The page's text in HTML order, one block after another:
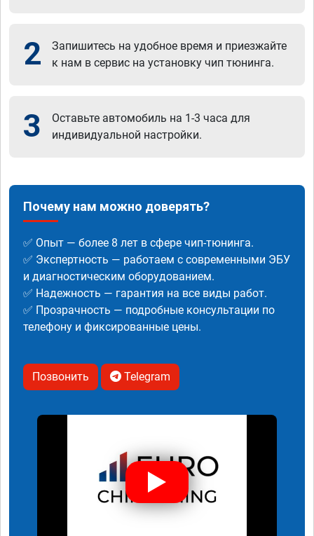
2
Запишитесь на удобное время и приезжайте
к нам в сервис на установку чип тюнинга.
3
Оставьте автомобиль на 1-3 часа для
индивидуальной настройки.
Почему нам можно доверять?
✅ Опыт — более 8 лет в сфере чип-тюнинга.
✅ Экспертность — работаем с современными ЭБУ
и диагностическим оборудованием.
✅ Надежность — гарантия на все виды работ.
✅ Прозрачность — подробные консультации по
телефону и фиксированные цены.
Позвонить Telegram